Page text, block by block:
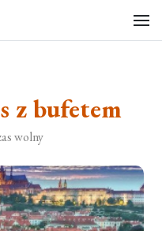
z bufetem
wolny